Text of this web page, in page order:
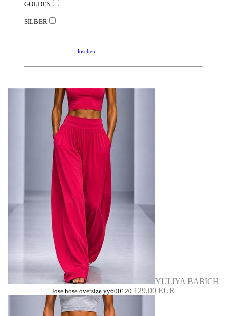
GOLDEN
SILBER
löschen
YULIYA BABICH
lose hose oversize yy600120 129,00 EUR